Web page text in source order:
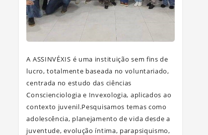
A ASSINVÉXIS é uma instituição sem fins de
lucro, totalmente baseada no voluntariado,
centrada no estudo das ciências
Conscienciologia e Invexologia, aplicados ao
contexto juvenil.Pesquisamos temas como
adolescência, planejamento de vida desde a
juventude, evolução íntima, parapsiquismo,